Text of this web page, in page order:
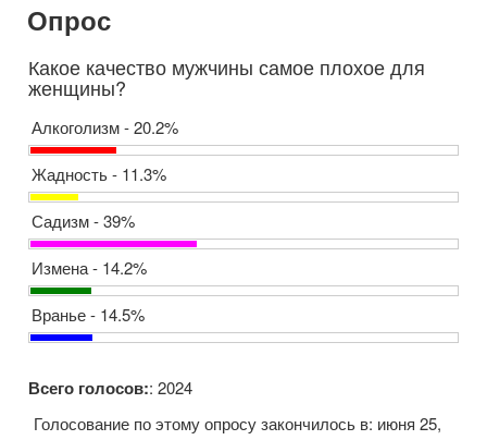
Опрос
Какое качество мужчины самое плохое для
женщины?
Алкоголизм - 20.2%
Жадность - 11.3%
Садизм - 39%
Измена - 14.2%
Вранье - 14.5%
Всего голосов:: 2024
Голосование по этому опросу закончилось в: июня 25,